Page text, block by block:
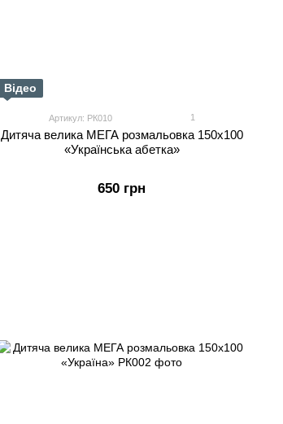
Відео
Артикул: РК010 1
Дитяча велика МЕГА розмальовка 150х100
«Українська абетка»
650 грн